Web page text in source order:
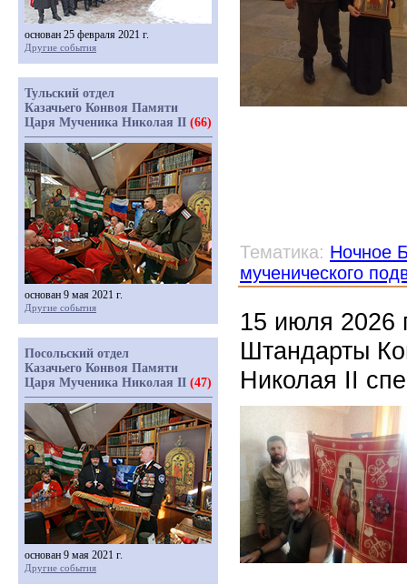
Тематика: Ночное
мученического
15 июля 2026
Штандарты
Николая II
основан 25 февраля 2021 г.
Другие события
Тульский отдел
Казачьего Конвоя Памяти
Царя Мученика Николая II (66)
основан 9 мая 2021 г.
Другие события
Посольский отдел
Казачьего Конвоя Памяти
Царя Мученика Николая II (47)
основан 9 мая 2021 г.
Другие события